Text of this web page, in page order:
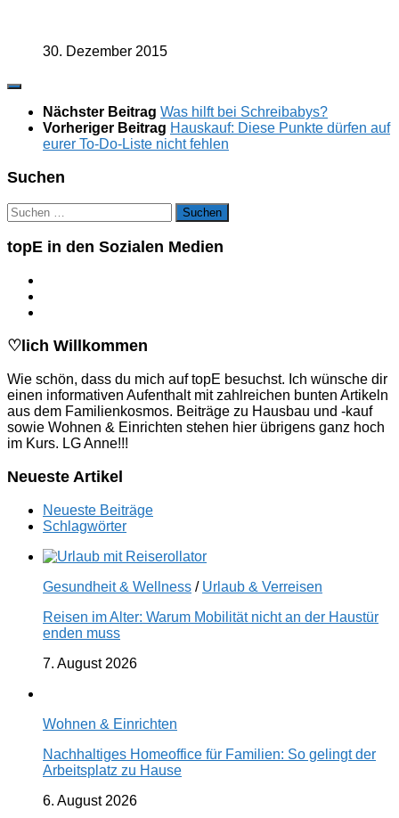
30. Dezember 2015
Nächster Beitrag Was hilft bei Schreibabys?
Vorheriger Beitrag Hauskauf: Diese Punkte dürfen auf
eurer To-Do-Liste nicht fehlen
Suchen
Suchen
nach:
topE in den Sozialen Medien
♡lich Willkommen
Wie schön, dass du mich auf topE besuchst. Ich wünsche dir
einen informativen Aufenthalt mit zahlreichen bunten Artikeln
aus dem Familienkosmos. Beiträge zu Hausbau und -kauf
sowie Wohnen & Einrichten stehen hier übrigens ganz hoch
im Kurs. LG Anne!!!
Neueste Artikel
Neueste Beiträge
Schlagwörter
Gesundheit & Wellness / Urlaub & Verreisen
Reisen im Alter: Warum Mobilität nicht an der Haustür
enden muss
7. August 2026
Wohnen & Einrichten
Nachhaltiges Homeoffice für Familien: So gelingt der
Arbeitsplatz zu Hause
6. August 2026